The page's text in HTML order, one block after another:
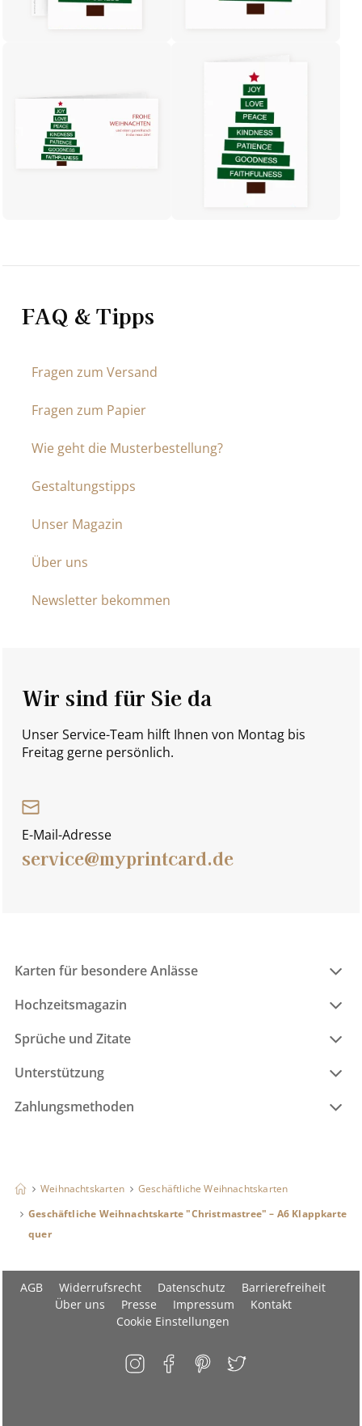
FAQ & Tipps
Fragen zum Versand
Fragen zum Papier
Wie geht die Musterbestellung?
Gestaltungstipps
Unser Magazin
Über uns
Newsletter bekommen
Wir sind für Sie da
Unser Service-Team hilft Ihnen von Montag bis
Freitag gerne persönlich.
E-Mail-Adresse
service@myprintcard.de
Karten für besondere Anlässe
Hochzeitsmagazin
Sprüche und Zitate
Unterstützung
Zahlungsmethoden
Weihnachtskarten
Geschäftliche Weihnachtskarten
Geschäftliche Weihnachtskarte "Christmastree" – A6 Klappkarte
quer
AGB Widerrufsrecht Datenschutz
Barrierefreiheit
Über uns
Presse Impressum
Kontakt
Cookie Einstellungen